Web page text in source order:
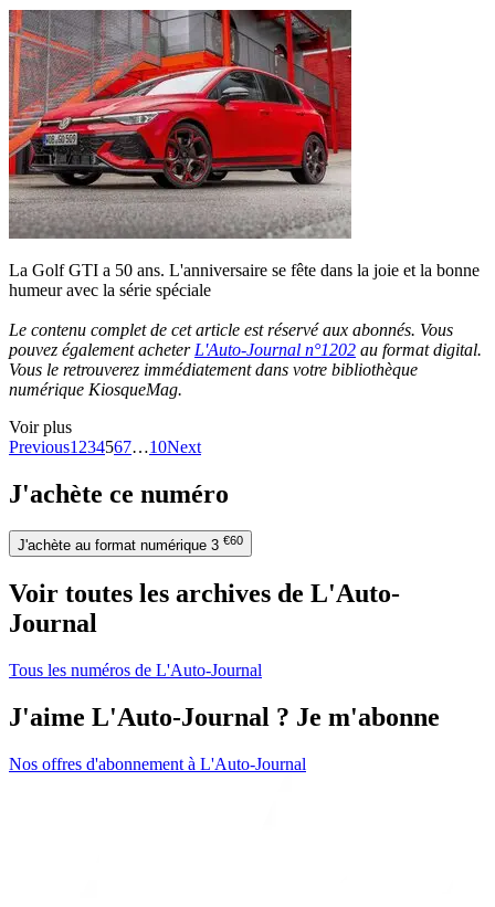
La Golf GTI a 50 ans. L'anniversaire se fête dans la joie et la bonne
humeur avec la série spéciale
Le contenu complet de cet article est réservé aux abonnés. Vous
pouvez également acheter L'Auto-Journal n°1202 au format digital.
Vous le retrouverez immédiatement dans votre bibliothèque
numérique KiosqueMag.
Voir plus
Previous1 234567…10Next
J'achète ce numéro
J'achète au format numérique 3 €60
Voir toutes les archives de L'Auto-
Journal
Tous les numéros de L'Auto-Journal
J'aime L'Auto-Journal ? Je m'abonne
Nos offres d'abonnement à L'Auto-Journal